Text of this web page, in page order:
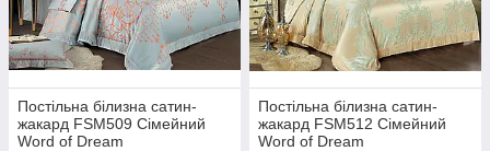
Постільна білизна сатин-
жакард FSM509 Сімейний
Word of Dream
Постільна білизна сатин-
жакард FSM512 Сімейний
Word of Dream